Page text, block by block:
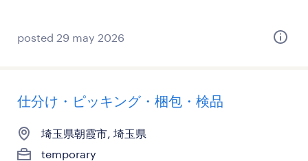
posted 29 may 2026
仕分け・ピッキング・梱包・検品
埼玉県朝霞市, 埼玉県
temporary